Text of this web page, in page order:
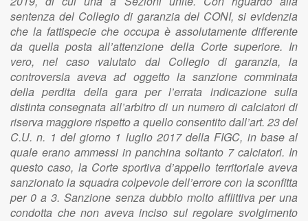
sentenza del Collegio di garanzia del CONI, si evidenzia
che la fattispecie che occupa è assolutamente differente
da quella posta all’attenzione della Corte superiore. In
vero, nel caso valutato dal Collegio di garanzia, la
controversia aveva ad oggetto la sanzione comminata
della perdita della gara per l’errata indicazione sulla
distinta consegnata all’arbitro di un numero di calciatori di
riserva maggiore rispetto a quello consentito dall’art. 23 del
C.U. n. 1 del giorno 1 luglio 2017 della FIGC, in base al
quale erano ammessi in panchina soltanto 7 calciatori. In
questo caso, la Corte sportiva d’appello territoriale aveva
sanzionato la squadra colpevole dell’errore con la sconfitta
per 0 a 3. Sanzione senza dubbio molto afflittiva per una
condotta che non aveva inciso sul regolare svolgimento